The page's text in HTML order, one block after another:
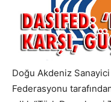
Doğu Akdeniz
Federasyonu